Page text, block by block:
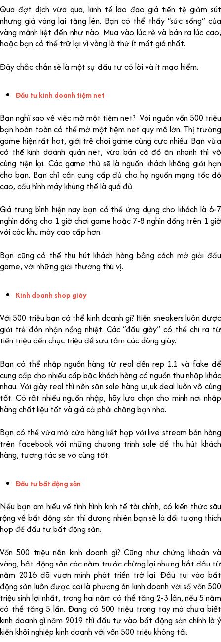
Qua đợt dịch vừa qua, kinh tế lao đao giá tiền tệ giảm sút
nhưng giá vàng lại tăng lên. Bạn có thể thấy “sức sống” của
vàng mãnh liệt đến như nào. Mua vào lúc rẻ và bán ra lúc cao,
hoặc bạn có thể trữ lại vì vàng là thứ ít mất giá nhất.
Đây chắc chắn sẽ là một sự đầu tư có lời và ít mạo hiểm.
Đầu tư kinh doanh tiệm net
Bạn nghĩ sao về việc mở một tiệm net? Với nguồn vốn 500 triệu
bạn hoàn toàn có thể mở một tiệm net quy mô lớn. Thị trường
game hiện rất hot, giới trẻ chơi game cũng cực nhiều. Bạn vừa
có thể kinh doanh quán net, vừa bán cả đồ ăn nhanh thì vô
cùng tiện lợi. Các game thủ sẽ là nguồn khách không giới hạn
cho bạn. Bạn chỉ cần cung cấp đủ cho họ nguồn mạng tốc độ
cao, cấu hình máy khủng thế là quá đủ
Giá trung bình hiện nay bạn có thể ứng dụng cho khách là 6-7
nghìn đồng cho 1 giờ chơi game hoặc 7-8 nghìn đồng trên 1 giờ
với các khu máy cao cấp hơn.
Bạn cũng có thể thu hút khách hàng bằng cách mở giải đấu
game, với những giải thưởng thú vị.
Kinh doanh shop giày
Với 500 triệu bạn có thể kinh doanh gì? Hiện sneakers luôn được
giới trẻ đón nhận nồng nhiệt. Các “đầu giày” có thể chi ra từ
tiền triệu đến chục triệu để sưu tầm các dòng giày.
Bạn có thể nhập nguồn hàng từ real đến rep 1.1 và fake để
cung cấp cho nhiều cấp bậc khách hàng có nguồn thu nhập khác
nhau. Với giày real thì nên săn sale hàng us,uk deal luôn vô cùng
tốt. Có rất nhiều nguồn nhập, hãy lựa chọn cho mình nơi nhập
hàng chất liệu tốt và giá cả phải chăng bạn nha.
Bạn có thể vừa mở cửa hàng kết hợp với live stream bán hàng
trên facebook với những chương trình sale để thu hút khách
hàng, tương tác sẽ vô cùng tốt.
Đầu tư bất động sản
Nếu bạn am hiểu về tình hình kinh tế tài chính, có kiến thức sâu
rộng về bất động sản thì đương nhiên bạn sẽ là đối tượng thích
hợp để đầu tư bất động sản.
Vốn 500 triệu nên kinh doanh gì? Cũng như chứng khoán và
vàng, bất động sản các năm trước chững lại nhưng bắt đầu từ
năm 2016 đã vươn mình phát triển trở lại. Đầu tư vào bất
động sản luôn được coi là phương án kinh doanh với số vốn 500
triệu sinh lợi nhất, trong hai năm có thể tăng 2-3 lần, nếu 5 năm
có thể tăng 5 lần. Đang có 500 triệu trong tay mà chưa biết
kinh doanh gì năm 2019 thì đầu tư vào bất động sản chính là ý
kiến khởi nghiệp kinh doanh với vốn 500 triệu không tồi.